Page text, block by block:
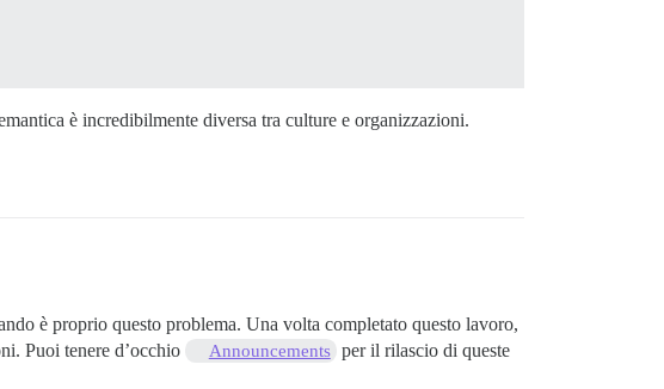
è incredibilmente diversa tra culture e organizzazioni.
è proprio questo problema. Una volta completato questo lavoro,
Puoi tenere d’occhio
Announcements per il rilascio di queste